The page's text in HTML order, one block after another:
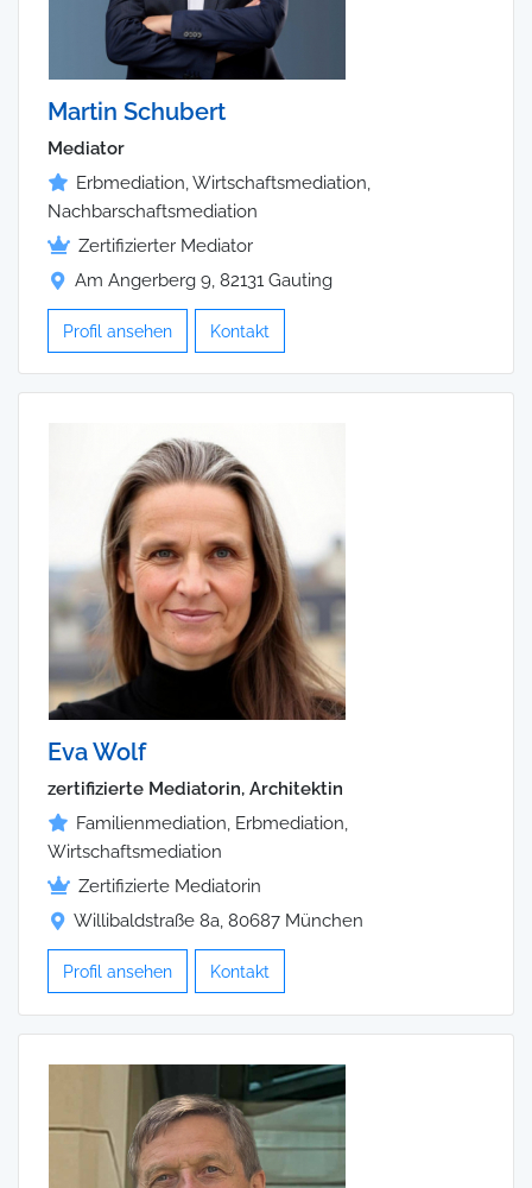
Martin Schubert
Mediator
Erbmediation, Wirtschaftsmediation,
Nachbarschaftsmediation
Zertifizierter Mediator
Am Angerberg 9, 82131 Gauting
Profil ansehen Kontakt
Eva Wolf
zertifizierte Mediatorin, Architektin
Familienmediation, Erbmediation,
Wirtschaftsmediation
Zertifizierte Mediatorin
Willibaldstraße 8a, 80687 München
Profil ansehen Kontakt